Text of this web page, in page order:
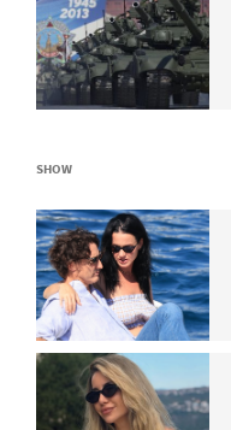
SHOW